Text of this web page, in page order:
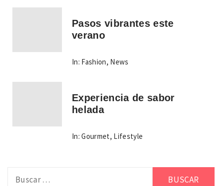
Pasos vibrantes este
verano
In: Fashion, News
Experiencia de sabor
helada
In: Gourmet, Lifestyle